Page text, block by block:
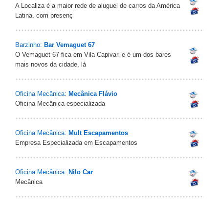
A Localiza é a maior rede de aluguel de carros da América
Latina, com presenç
Barzinho: Bar Vemaguet 67
O Vemaguet 67 fica em Vila Capivari e é um dos bares
mais novos da cidade, lá
Oficina Mecânica: Mecânica Flávio
Oficina Mecânica especializada
Oficina Mecânica: Mult Escapamentos
Empresa Especializada em Escapamentos
Oficina Mecânica: Nilo Car
Mecânica